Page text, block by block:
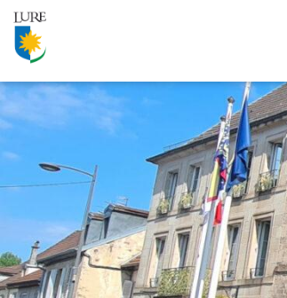
Panneau de gestion des cookies